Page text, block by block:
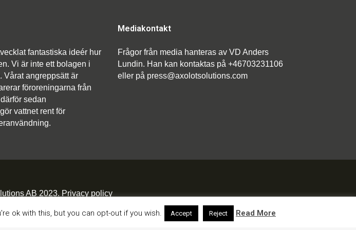
fantastiska ideér hur
Vi är inte ett bolagen i
Vårat angreppsätt är
föroreningarna från
sedan
vattnet rent för
Mediakontakt
Frågor från media hanteras av VD Anders
Lundin. Han kan kontaktas på +46703231106
eller på press@axolotsolutions.com
AB 2023. Privacy policy
ok with this, but you can opt-out if you wish. Accept Reject Read More